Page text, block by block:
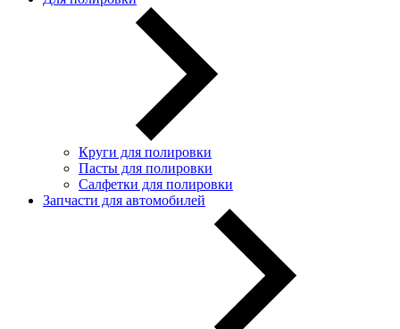
Круги для полировки
Пасты для полировки
Салфетки для полировки
Запчасти для автомобилей